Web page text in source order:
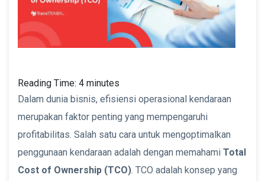
Reading Time: 4 minutes
Dalam dunia bisnis, efisiensi operasional kendaraan
merupakan faktor penting yang mempengaruhi
profitabilitas. Salah satu cara untuk mengoptimalkan
penggunaan kendaraan adalah dengan memahami Total
Cost of Ownership (TCO). TCO adalah konsep yang